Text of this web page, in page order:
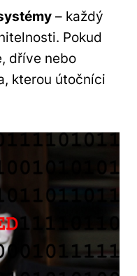
– každý
Pokud
dříve nebo
kterou útočníci